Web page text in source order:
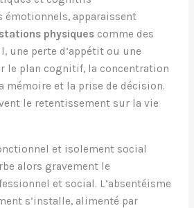
émotionnels, apparaissent
physiquescomme des
une perte d’appétit ou une
le plan cognitif, la concentration
mémoire et la prise de décision.
le retentissement sur la vie
et isolement social
alors gravement le
et social. L’absentéisme
s’installe, alimenté par